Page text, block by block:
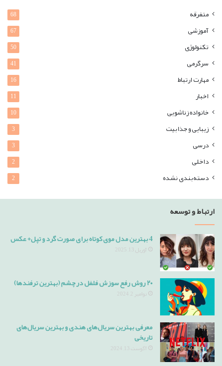
متفرقه 68
آموزشی 67
تکنولوژی 50
سرگرمی 41
مهارت ارتباط 16
اخبار 11
خانواده زناشویی 10
زیبایی و جذابیت 3
درسی 3
داخلی 2
دسته‌بندی نشده 2
ارتباط و توسعه
4 بهترین مدل موی کوتاه برای صورت گرد و تپل+ عکس
آوریل 13, 2025
۲۰ روش رفع سوزش فلفل در چشم (بهترین ترفندها)
نوامبر 2, 2024
معرفی بهترین سریال‌های هندی و بهترین سریال‌های
تاریخی
آگوست 13, 2024